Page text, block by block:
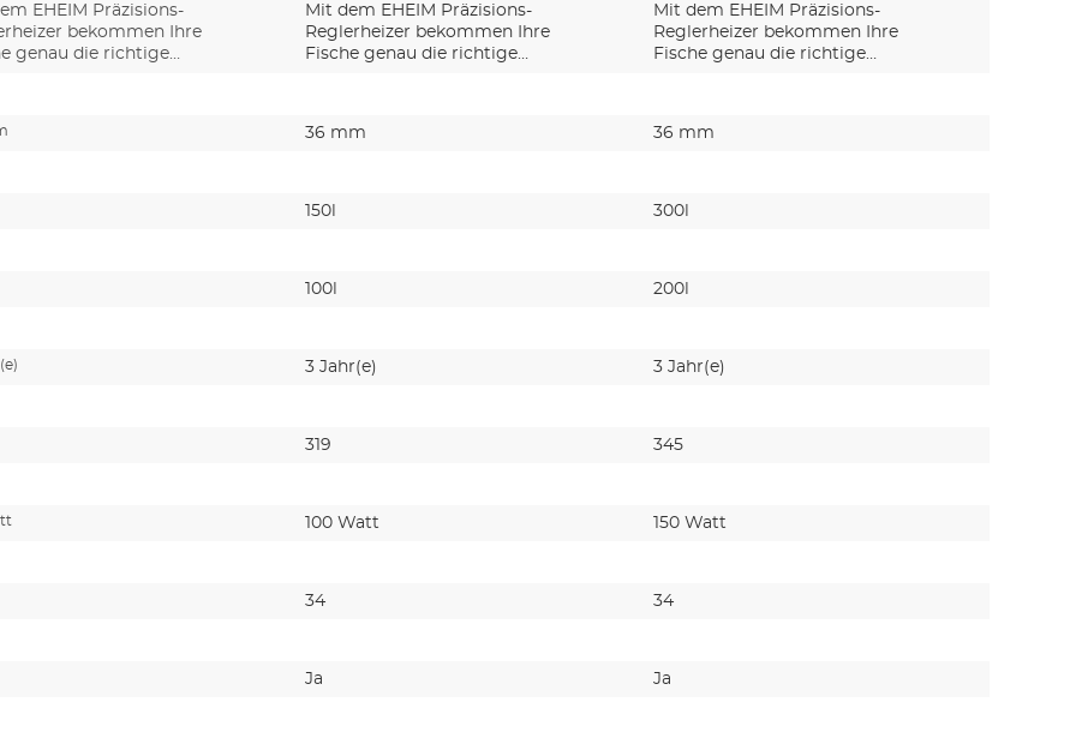
EHEIM Präzisions-
bekommen Ihre
genau die richtige
Mit dem EHEIM Präzisions-
Reglerheizer bekommen Ihre
Fische genau die richtige
Mit dem EHEIM Präzisions-
Reglerheizer bekommen Ihre
Fische genau die richtige
36 mm 36 mm
150l 300l
100l 200l
3 Jahr(e) 3 Jahr(e)
319 345
100 Watt 150 Watt
34 34
Ja Ja